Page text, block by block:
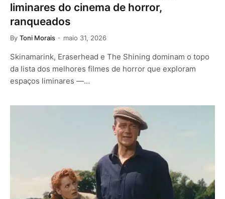
liminares do cinema de horror,
ranqueados
By Toni Morais maio 31, 2026
Skinamarink, Eraserhead e The Shining dominam o topo
da lista dos melhores filmes de horror que exploram
espaços liminares —…